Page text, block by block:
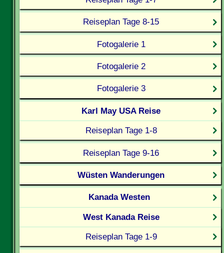
Reiseplan Tage 8-15
Fotogalerie 1
Fotogalerie 2
Fotogalerie 3
Karl May USA Reise
Reiseplan Tage 1-8
Reiseplan Tage 9-16
Wüsten Wanderungen
Kanada Westen
West Kanada Reise
Reiseplan Tage 1-9